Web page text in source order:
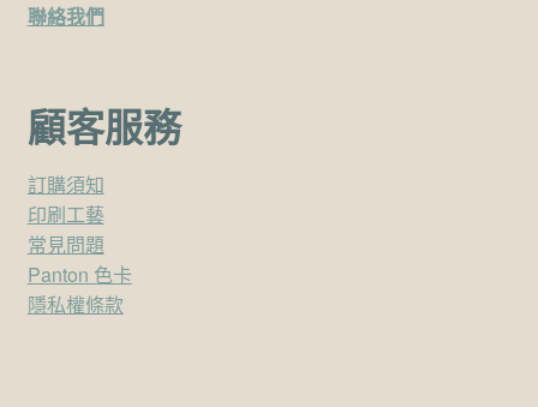
聯絡我們
顧客服務
訂購須知
印刷工藝
常見問題
Panton 色卡
隱私權條款